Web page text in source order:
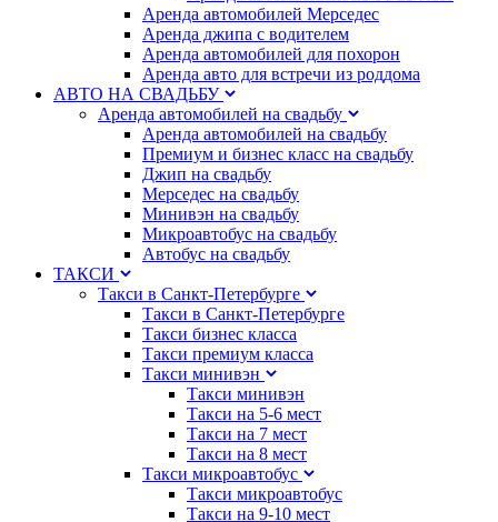
Аренда автомобилей Мерседес
Аренда джипа с водителем
Аренда автомобилей для похорон
Аренда авто для встречи из роддома
АВТО НА СВАДЬБУ
Аренда автомобилей на свадьбу
Аренда автомобилей на свадьбу
Премиум и бизнес класс на свадьбу
Джип на свадьбу
Мерседес на свадьбу
Минивэн на свадьбу
Микроавтобус на свадьбу
Автобус на свадьбу
ТАКСИ
Такси в Санкт-Петербурге
Такси в Санкт-Петербурге
Такси бизнес класса
Такси премиум класса
Такси минивэн
Такси минивэн
Такси на 5-6 мест
Такси на 7 мест
Такси на 8 мест
Такси микроавтобус
Такси микроавтобус
Такси на 9-10 мест